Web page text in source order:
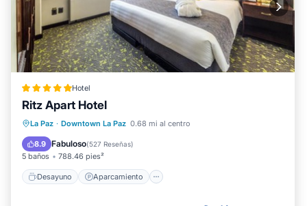
Hotel
Ritz Apart Hotel
La Paz · Downtown La Paz 0.68 mi al centro
8.9 Fabuloso(527 Reseñas)
5 baños 788.46 pies²
Desayuno Aparcamiento
Desayuno Aparcamiento
Internet